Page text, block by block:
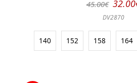
45.00€
DV2870
140 152 158 164